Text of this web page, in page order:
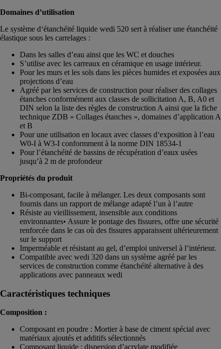
Domaines d’utilisation
Le système d‘étanchéité liquide wedi 520 sert à réaliser une étanchéité
élastique sous les carrelages :
Dans les salles d’eau ainsi que les WC et douches
S’utilise avec les carreaux en céramique en usage intérieur.
Pour les murs et les sols dans les pièces humides et exposées aux
projections d’eau
Agréé par les services de construction pour réaliser des collages
étanches conformément aux classes de sollicitation A, B, A0 et
DIN selon la liste des règles de construction A ainsi que la fiche
technique ZDB « Collages étanches », domaines d’application A
et B
Pour une utilisation en locaux avec classes d‘exposition à l’eau
W0-I à W3-I conformment à la norme DIN 18534-1
Pour l’étanchéité de bassins de récupération d’eaux usées
jusqu’à 2 m de profondeur
Propriétés du produit
Bi-composant, facile à mélanger. Les deux composants sont
fournis dans un rapport de mélange adapté l’un à l’autre
Résiste au vieillissement, insensible aux conditions
environnantes• Assure le pontage des fissures, offre une sécurité
renforcée dans le cas où des fissures apparaissent ultérieurement
sur le support
Imperméable et résistant au gel, d’emploi universel à l’intérieur.
Compatible avec wedi 320 dans un système agréé par les
services de construction comme étanchéité alternative à des
applications avec panneaux wedi
Caractéristiques techniques
Composition :
Composant en poudre : Mortier à base de ciment spécial avec
matériaux ajoutés et additifs sélectionnés
Composant liquide : dispersion d’acrylate modifiée